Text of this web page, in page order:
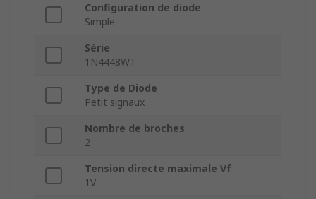
Configuration de diode
Simple
Série
1N4448WT
Type de Diode
Petit signaux
Nombre de broches
2
Tension directe maximale Vf
1V